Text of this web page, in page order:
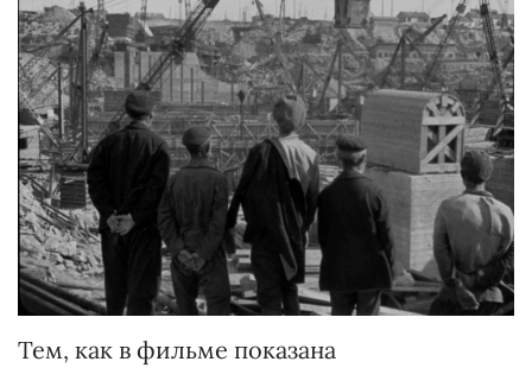
Тем, как в фильме показана